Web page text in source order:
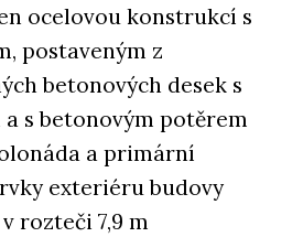
ocelovou konstrukcí s
postaveným z
betonových desek s
s betonovým potěrem
a primární
exteriéru budovy
rozteči 7,9 m